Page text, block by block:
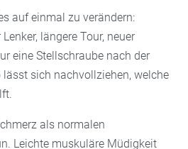
auf einmal zu verändern:
längere Tour, neuer
eine Stellschraube nach der
lässt sich nachvollziehen, welche
als normalen
Leichte muskuläre Müdigkeit